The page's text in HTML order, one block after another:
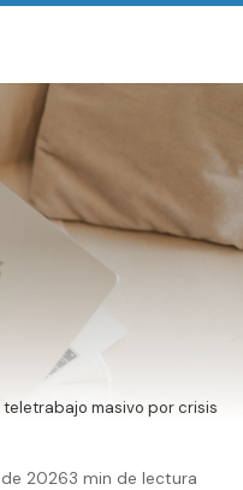
masivo por crisis
20263 min de lectura